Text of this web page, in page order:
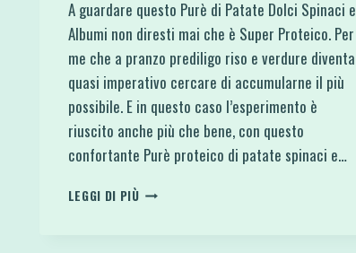
A guardare questo Purè di Patate Dolci Spinaci e
Albumi non diresti mai che è Super Proteico. Per
me che a pranzo prediligo riso e verdure diventa
quasi imperativo cercare di accumularne il più
possibile. E in questo caso l’esperimento è
riuscito anche più che bene, con questo
confortante Purè proteico di patate spinaci e…
LEGGI DI PIÙPURÈ